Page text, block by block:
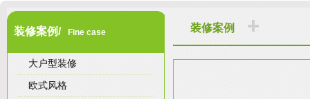
装修案例/ Fine case
大户型装修
欧式风格
装修案例